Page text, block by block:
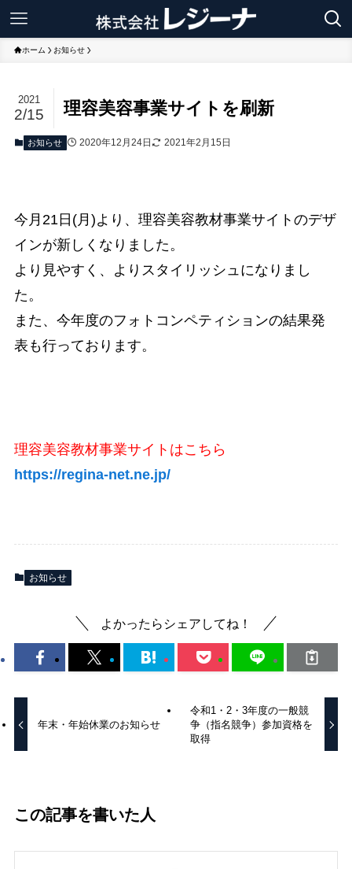
ホーム お知らせ
理容美容事業サイトを刷新
2021
2/15
お知らせ 2020年12月24日 2021年2月15日
今月21日(月)より、理容美容教材事業サイトのデザ
インが新しくなりました。
より見やすく、よりスタイリッシュになりまし
た。
また、今年度のフォトコンペティションの結果発
表も行っております。
理容美容教材事業サイトはこちら
https://regina-net.ne.jp/
お知らせ
よかったらシェアしてね！
年末・年始休業のお知らせ
令和1・2・3年度の一般競
争（指名競争）参加資格を
取得
この記事を書いた人